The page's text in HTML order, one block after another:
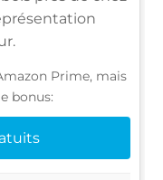
Prime, mais
bonus: